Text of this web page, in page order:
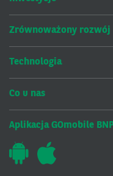
Zrównoważony rozwój
Technologia
Co u nas
Aplikacja GOmobile